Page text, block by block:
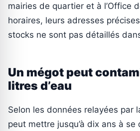
mairies de quartier et à l’Office
horaires, leurs adresses
stocks ne sont pas détaillés
Un mégot peut
litres d’eau
Selon les données relayées par
peut mettre jusqu’à dix ans à se